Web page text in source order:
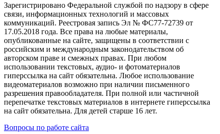
Зарегистрировано Федеральной службой по надзору в сфере
связи, информационных технологий и массовых
коммуникаций. Реестровая запись Эл № ФС77-72739 от
17.05.2018 года. Все права на любые материалы,
опубликованные на сайте, защищены в соответствии с
российским и международным законодательством об
авторском праве и смежных правах. При любом
использовании текстовых, аудио- и фотоматериалов
гиперссылка на сайт обязательна. Любое использование
видеоматериалов возможно при наличии письменного
разрешения правообладателя. При полной или частичной
перепечатке текстовых материалов в интернете гиперссылка
на сайт обязательна. Для детей старше 16 лет.
Вопросы по работе сайта